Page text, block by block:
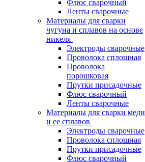
Флюс сварочный
Ленты сварочные
Материалы для сварки
чугуна и сплавов на основе
никеля
Электроды сварочные
Проволока сплошная
Проволока
порошковая
Прутки присадочные
Флюс сварочный
Ленты сварочные
Материалы для сварки меди
и ее сплавов
Электроды сварочные
Проволока сплошная
Прутки присадочные
Флюс сварочный